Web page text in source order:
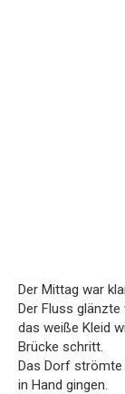
Der Mittag war
Der Fluss glänzte
das weiße Kleid
Brücke schritt.
Das Dorf strömte
in Hand gingen.